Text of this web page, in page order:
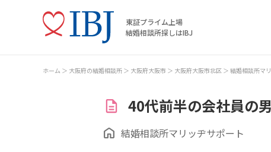
東証プライム上場
結婚相談所探しはIBJ
ホーム 大阪府の結婚相談所 大阪府大阪市 大阪府大阪市北区 結婚相談所マ
40代前半の会社員の
結婚相談所マリッヂサポート